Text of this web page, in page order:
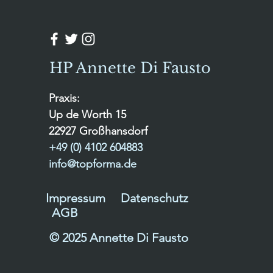
HP Annette Di Fausto
Praxis:
Up de Worth 15
22927 Großhansdorf
+49 (0) 4102 604883
info@topforma.de
Impressum
Datenschutz
AGB
© 2025 Annette Di Fausto